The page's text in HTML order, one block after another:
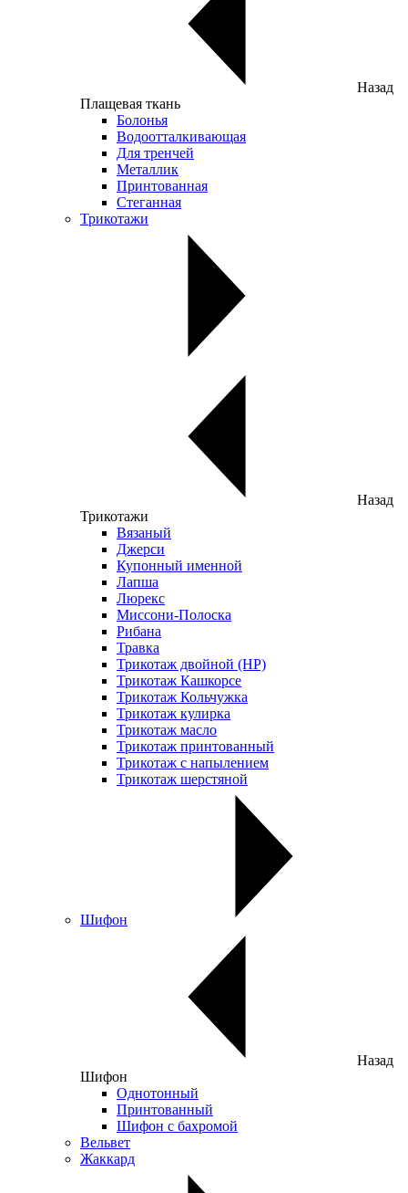
Назад
Плащевая ткань
Болонья
Водоотталкивающая
Для тренчей
Металлик
Принтованная
Стеганная
Трикотажи
Назад
Трикотажи
Вязаный
Джерси
Купонный именной
Лапша
Люрекс
Миссони-Полоска
Рибана
Травка
Трикотаж двойной (НР)
Трикотаж Кашкорсе
Трикотаж Кольчужка
Трикотаж кулирка
Трикотаж масло
Трикотаж принтованный
Трикотаж с напылением
Трикотаж шерстяной
Шифон
Назад
Шифон
Однотонный
Принтованный
Шифон с бахромой
Вельвет
Жаккард